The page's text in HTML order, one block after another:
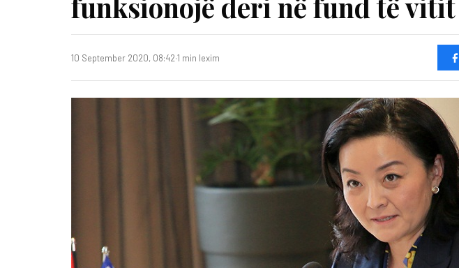
10 September 2020, 08:42·1 min lexim